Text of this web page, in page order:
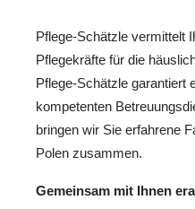
Pflege-Schätzle vermittelt
Pflegekräfte für die
Pflege-Schätzle garantiert
kompetenten
bringen wir Sie erfahrene
Polen zusammen.
Gemeinsam mit Ihnen